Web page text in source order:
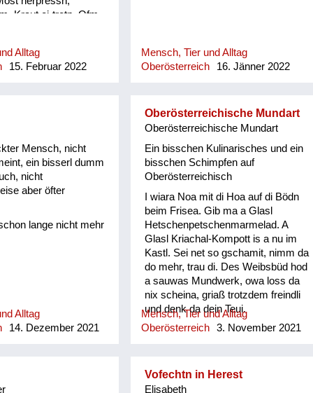
Kraut ei-tretn, Ofm
Mist ausführn, d
dengeln. Loatan-
Bandln wewan,
Kiada geh, Fedan
z´am tragn und
Butta rüahn und
Bam ostreicha,
onehma, Howan
mocha, Besn
Haus is nu zan
is nu vü zan
scho davo, wann
w...
Alltag
15. Februar 2022
Mensch, Tier und Alltag
Oberösterreich
16. Jänner 2022
Mensch, nicht
ein bisserl dumm
nicht
aber öfter
lange nicht mehr
Alltag
14. Dezember 2021
Oberösterreichische Mundart
Oberösterreichische Mundart
Ein bisschen Kulinarisches und ein
bisschen Schimpfen auf
Oberösterreichisch
I wiara Noa mit di Hoa auf di Bödn
beim Frisea. Gib ma a Glasl
Hetschenpetschenmarmelad. A
Glasl Kriachal-Kompott is a nu im
Kastl. Sei net so gschamit, nimm da
do mehr, trau di. Des Weibsbüd hod
a sauwas Mundwerk, owa loss da
nix scheina, griaß trotzdem freindli
und denk da dein Teui.
Mensch, Tier und Alltag
Oberösterreich
3. November 2021
Vofechtn in Herest
Elisabeth